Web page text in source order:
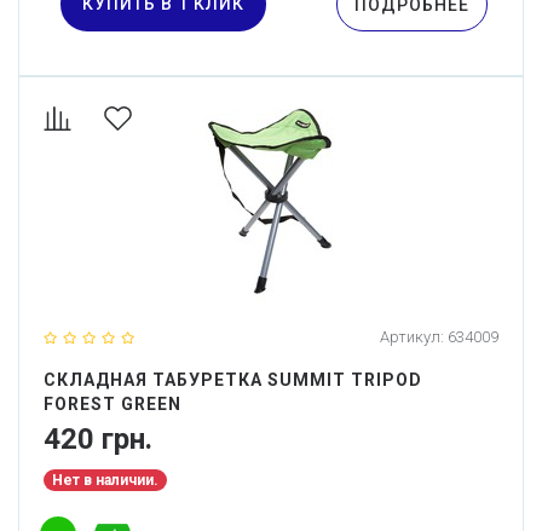
ПОДРОБНЕЕ
Артикул: 634009
СКЛАДНАЯ ТАБУРЕТКА SUMMIT TRIPOD
FOREST GREEN
420 грн.
Нет в наличии.